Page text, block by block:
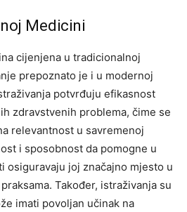
Medicini
cijenjena u tradicionalnoj
prepoznato je i u modernoj
potvrđuju efikasnost
zdravstvenih problema, čime se
relevantnost u savremenoj
i sposobnost da pomogne u
osiguravaju joj značajno mjesto u
Također, istraživanja su
imati povoljan učinak na